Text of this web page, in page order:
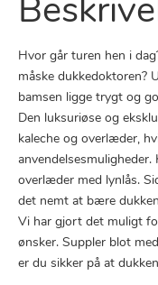
Hvor går turen hen i
måske dukkedoktoren?
bamsen ligge trygt og
Den luksuriøse og
kaleche og overlæder,
overlæder med lynlås.
det nemt at bære
Vi har gjort det muligt
ønsker. Suppler blot
er du sikker på at